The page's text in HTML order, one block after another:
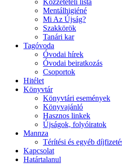
Közzétételi lista
Mentálhigiéné
Mi Az Újság?
Szakkörök
Tanári kar
Tagóvoda
Óvodai hírek
Óvodai beiratkozás
Csoportok
Hitélet
Könyvtár
Könyvtári események
Könyvajánló
Hasznos linkek
Újságok, folyóiratok
Mannza
Térítési és egyéb
Kapcsolat
Határtalanul